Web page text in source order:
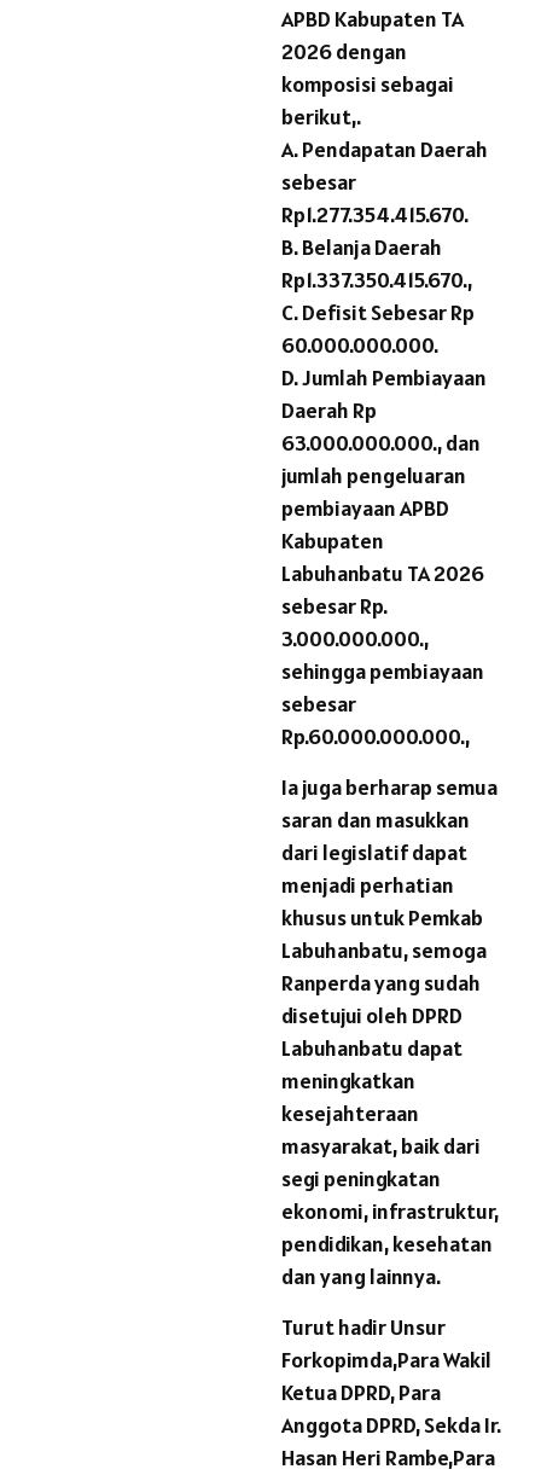
APBD Kabupaten TA
2026 dengan
komposisi sebagai
berikut,.
A. Pendapatan Daerah
sebesar
Rp1.277.354.415.670.
B. Belanja Daerah
Rp1.337.350.415.670.,
C. Defisit Sebesar Rp
60.000.000.000.
D. Jumlah Pembiayaan
Daerah Rp
63.000.000.000., dan
jumlah pengeluaran
pembiayaan APBD
Kabupaten
Labuhanbatu TA 2026
sebesar Rp.
3.000.000.000.,
sehingga pembiayaan
sebesar
Rp.60.000.000.000.,
Ia juga berharap semua
saran dan masukkan
dari legislatif dapat
menjadi perhatian
khusus untuk Pemkab
Labuhanbatu, semoga
Ranperda yang sudah
disetujui oleh DPRD
Labuhanbatu dapat
meningkatkan
kesejahteraan
masyarakat, baik dari
segi peningkatan
ekonomi, infrastruktur,
pendidikan, kesehatan
dan yang lainnya.
Turut hadir Unsur
Forkopimda,Para Wakil
Ketua DPRD, Para
Anggota DPRD, Sekda Ir.
Hasan Heri Rambe,Para